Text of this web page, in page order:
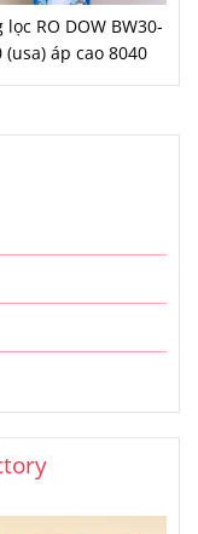
lọc RO DOW BW30-
(usa) áp cao 8040